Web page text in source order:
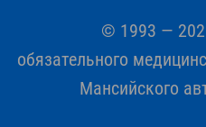
© 1993 —
обязательного
Мансийского